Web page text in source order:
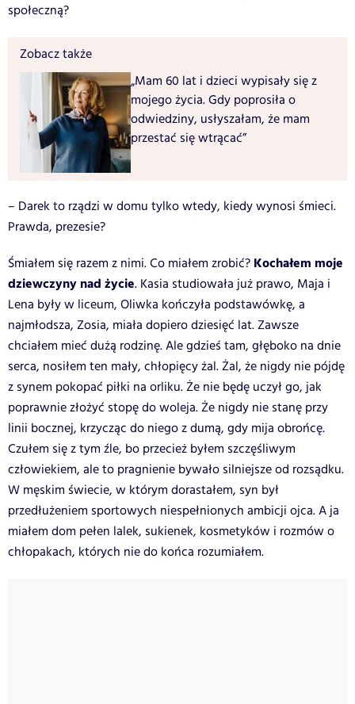
społeczną?
Zobacz także
„Mam 60 lat i dzieci wypisały się z
mojego życia. Gdy poprosiła o
odwiedziny, usłyszałam, że mam
przestać się wtrącać”
– Darek to rządzi w domu tylko wtedy, kiedy wynosi śmieci.
Prawda, prezesie?
Śmiałem się razem z nimi. Co miałem zrobić? Kochałem moje
dziewczyny nad życie. Kasia studiowała już prawo, Maja i
Lena były w liceum, Oliwka kończyła podstawówkę, a
najmłodsza, Zosia, miała dopiero dziesięć lat. Zawsze
chciałem mieć dużą rodzinę. Ale gdzieś tam, głęboko na dnie
serca, nosiłem ten mały, chłopięcy żal. Żal, że nigdy nie pójdę
z synem pokopać piłki na orliku. Że nie będę uczył go, jak
poprawnie złożyć stopę do woleja. Że nigdy nie stanę przy
linii bocznej, krzycząc do niego z dumą, gdy mija obrońcę.
Czułem się z tym źle, bo przecież byłem szczęśliwym
człowiekiem, ale to pragnienie bywało silniejsze od rozsądku.
W męskim świecie, w którym dorastałem, syn był
przedłużeniem sportowych niespełnionych ambicji ojca. A ja
miałem dom pełen lalek, sukienek, kosmetyków i rozmów o
chłopakach, których nie do końca rozumiałem.